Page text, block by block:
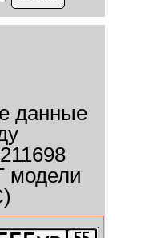
данные
модели